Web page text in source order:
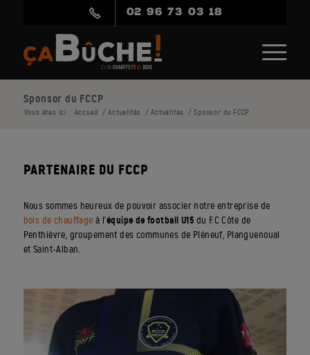
02 96 73 03 18
Sponsor du FCCP
Vous êtes ici : Accueil / Actualités / Actualités / Sponsor du FCCP
PARTENAIRE DU FCCP
Nous sommes heureux de pouvoir associer notre entreprise de
bois de chauffage à l’équipe de football U15 du F.C Côte de
Penthièvre, groupement des communes de Pléneuf, Planguenoual
et Saint-Alban.